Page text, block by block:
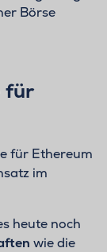
Börse
für
für Ethereum
im
heute noch
wie die